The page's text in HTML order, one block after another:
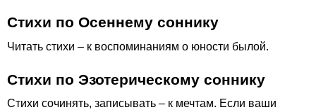
Стихи по Осеннему соннику
Читать стихи – к воспоминаниям о юности былой.
Стихи по Эзотерическому соннику
Стихи сочинять, записывать – к мечтам. Если ваши